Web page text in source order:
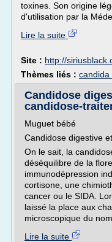
toxines. Son origine
d'utilisation par la
Lire la suite
Site : http://
Thèmes liés : candida
Candidose
candidose-
Muguet bébé
Candidose digestive
On le sait, la
déséquilibre de la
immunodépression
cortisone, une
cancer ou le SIDA.
laissé la place aux
microscopique du
Lire la suite